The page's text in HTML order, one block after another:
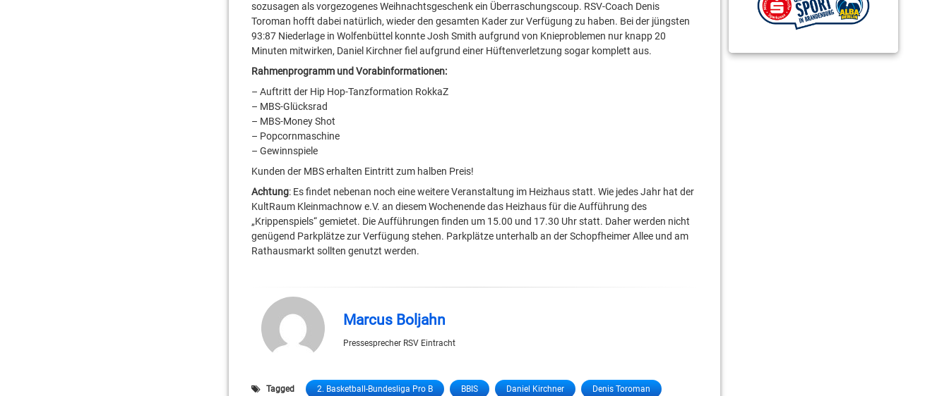
sozusagen als vorgezogenes Weihnachtsgeschenk ein Überraschungscoup. RSV-Coach Denis
Toroman hofft dabei natürlich, wieder den gesamten Kader zur Verfügung zu haben. Bei der jüngsten
93:87 Niederlage in Wolfenbüttel konnte Josh Smith aufgrund von Knieproblemen nur knapp 20
Minuten mitwirken, Daniel Kirchner fiel aufgrund einer Hüftenverletzung sogar komplett aus.
Rahmenprogramm und Vorabinformationen:
– Auftritt der Hip Hop-Tanzformation RokkaZ
– MBS-Glücksrad
– MBS-Money Shot
– Popcornmaschine
– Gewinnspiele
Kunden der MBS erhalten Eintritt zum halben Preis!
Achtung: Es findet nebenan noch eine weitere Veranstaltung im Heizhaus statt. Wie jedes Jahr hat der
KultRaum Kleinmachnow e.V. an diesem Wochenende das Heizhaus für die Aufführung des
„Krippenspiels“ gemietet. Die Aufführungen finden um 15.00 und 17.30 Uhr statt. Daher werden nicht
genügend Parkplätze zur Verfügung stehen. Parkplätze unterhalb an der Schopfheimer Allee und am
Rathausmarkt sollten genutzt werden.
Marcus Boljahn
Pressesprecher RSV Eintracht
Tagged 2. Basketball-Bundesliga Pro B BBIS Daniel Kirchner Denis Toroman